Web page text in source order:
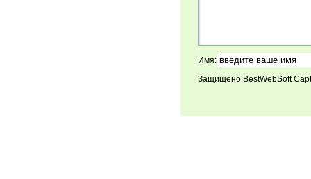
Имя:
Защищено BestWebSoft